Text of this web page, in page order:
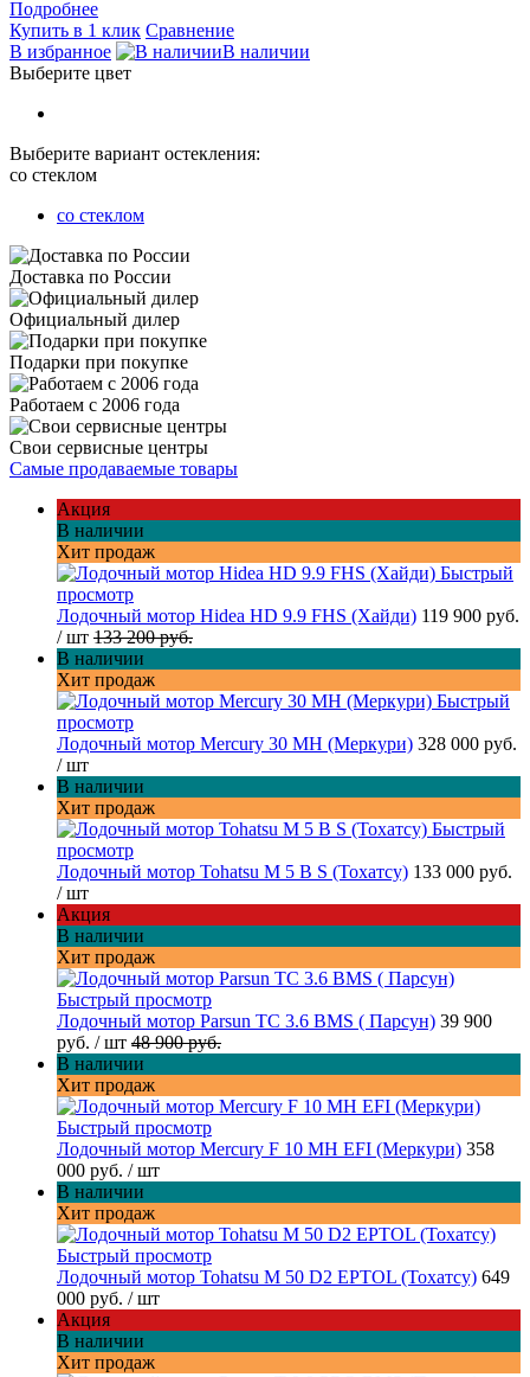
Подробнее
Купить в 1 клик Сравнение
В избранное
В наличии
Выберите цвет
Выберите вариант остекления:
со стеклом
со стеклом
Доставка по России
Официальный дилер
Подарки при покупке
Работаем с 2006 года
Свои сервисные центры
Самые продаваемые товары
Акция
В наличии
Хит продаж
Быстрый
просмотр
Лодочный мотор Hidea HD 9.9 FHS (Хайди) 119 900 руб.
/ шт 133 200 руб.
В наличии
Хит продаж
Быстрый
просмотр
Лодочный мотор Mercury 30 MH (Меркури) 328 000 руб.
/ шт
В наличии
Хит продаж
Быстрый
просмотр
Лодочный мотор Tohatsu M 5 B S (Тохатсу) 133 000 руб.
/ шт
Акция
В наличии
Хит продаж
Быстрый просмотр
Лодочный мотор Parsun TC 3.6 BMS ( Парсун) 39 900
руб. / шт 48 900 руб.
В наличии
Хит продаж
Быстрый просмотр
Лодочный мотор Mercury F 10 MH EFI (Меркури) 358
000 руб. / шт
В наличии
Хит продаж
Быстрый просмотр
Лодочный мотор Tohatsu M 50 D2 EPTOL (Тохатсу) 649
000 руб. / шт
Акция
В наличии
Хит продаж